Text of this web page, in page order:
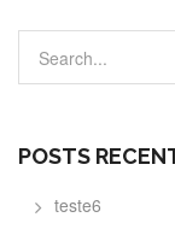
POSTS
teste6